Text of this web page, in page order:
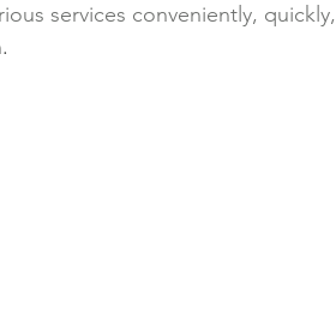
services conveniently, quickly,
.